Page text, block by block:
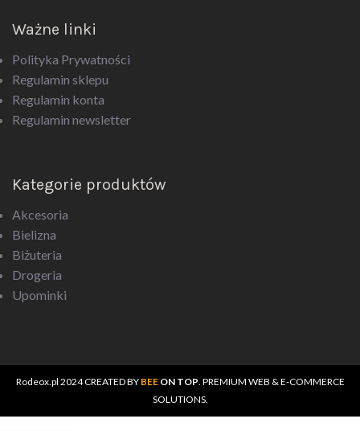
Ważne linki
Polityka Prywatności
Regulamin sklepu
Regulamin konta
Regulamin newsletter
Kategorie produktów
Akcesoria
Bielizna
Biżuteria
Drogeria
Upominki
Rodeox.pl 2024 CREATED BY BEEON TOP . PREMIUM WEB & E-COMMERCE
SOLUTIONS.